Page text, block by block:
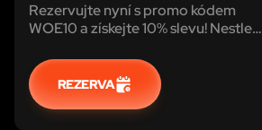
Rezervujte nyní s promo kódem
WOE10 a získejte 10% slevu! Nestled
Republic, Cesky Krumlov is a town
that seems to have sprung to life
from the pages of a medieval fairy
tale.
REZERVA